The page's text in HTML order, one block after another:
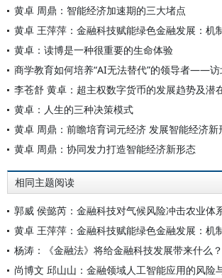
黄卓 周鼎：智能经济加速期的三大堵点
黄卓 王萍萍：金融科技赋能绿色金融发展：机
黄卓：读博是一种很重要的生命体验
李苍舒 黄卓：超主权数字货币的发展趋势及潜
黄卓：人生的三种决策模式
黄卓 周鼎：前瞻培育词元经济 发展智能经济新
黄卓 周鼎：协同发力打造智能经济新形态
相同主题阅读
黄卓 王萍萍：金融科技赋能绿色金融发展：机
杨涛：《金融法》将给金融科技发展带来什么？
尚博文 邱山山：金融领域人工智能应用的风险